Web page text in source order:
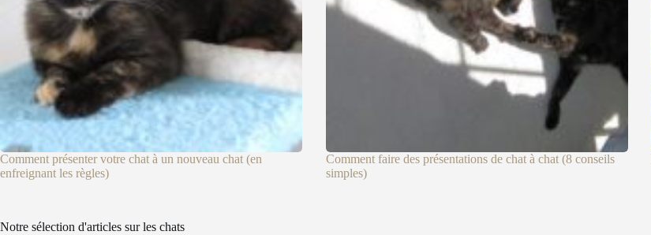
Comment présenter votre chat à un nouveau chat (en
enfreignant les règles)
Comment faire des présentations de chat à chat (8 conseils
simples)
Notre sélection d'articles sur les chats